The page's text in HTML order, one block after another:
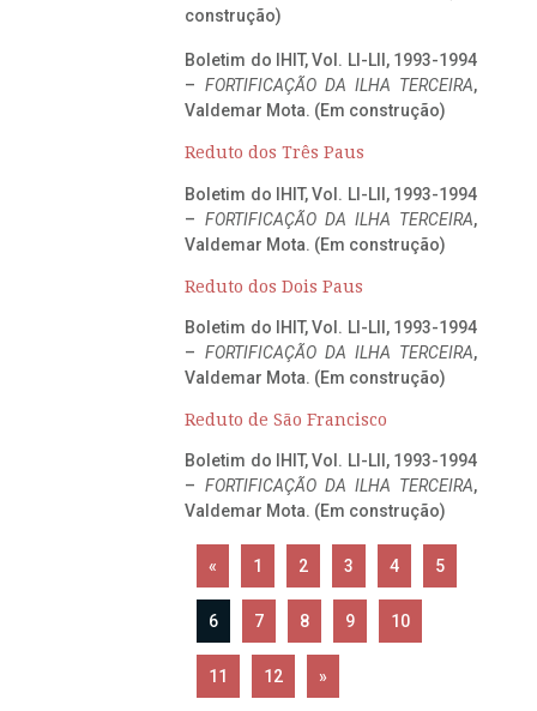
construção)
Boletim do IHIT, Vol. LI-LII, 1993-1994
– FORTIFICAÇÃO DA ILHA TERCEIRA,
Valdemar Mota. (Em construção)
Reduto dos Três Paus
Boletim do IHIT, Vol. LI-LII, 1993-1994
– FORTIFICAÇÃO DA ILHA TERCEIRA,
Valdemar Mota. (Em construção)
Reduto dos Dois Paus
Boletim do IHIT, Vol. LI-LII, 1993-1994
– FORTIFICAÇÃO DA ILHA TERCEIRA,
Valdemar Mota. (Em construção)
Reduto de São Francisco
Boletim do IHIT, Vol. LI-LII, 1993-1994
– FORTIFICAÇÃO DA ILHA TERCEIRA,
Valdemar Mota. (Em construção)
« 1 2 3 4 5
6 7 8 9 10
11 12 »